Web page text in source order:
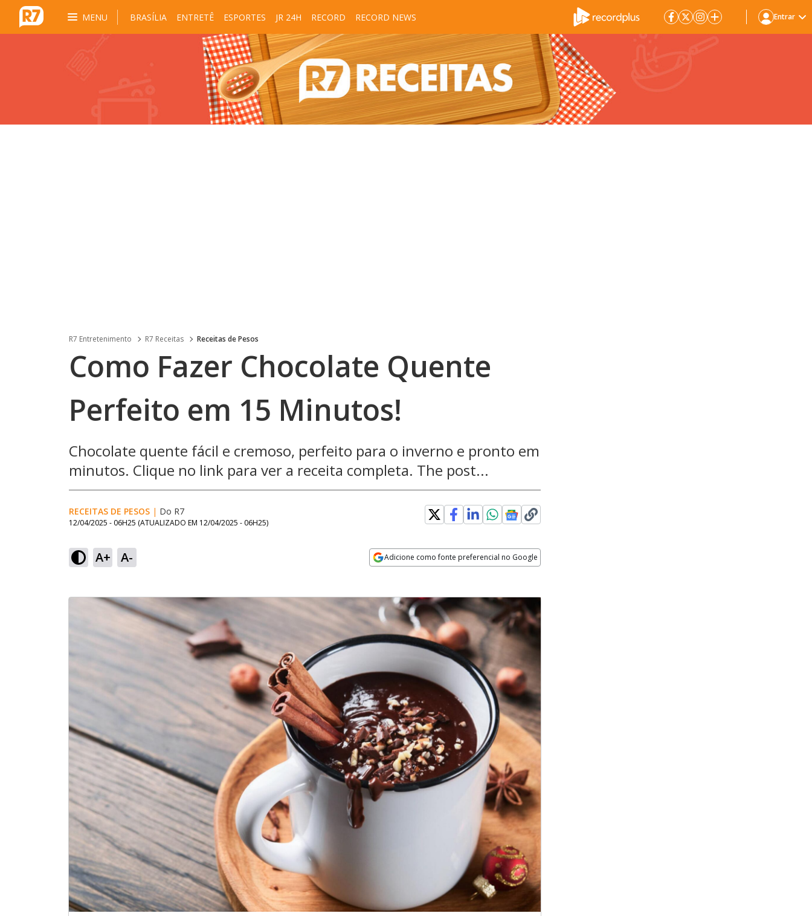
MENU BRASÍLIA ENTRETÊ ESPORTES JR 24H RECORD RECORD NEWS Entrar
R7 Entretenimento R7 Receitas Receitas de Pesos
Como Fazer Chocolate Quente
Perfeito em 15 Minutos!
Chocolate quente fácil e cremoso, perfeito para o inverno e pronto em
minutos. Clique no link para ver a receita completa. The post...
RECEITAS DE PESOS | Do R7
12/04/2025 - 06H25 (ATUALIZADO EM 12/04/2025 - 06H25)
A+ A- Adicione como fonte preferencial no Google